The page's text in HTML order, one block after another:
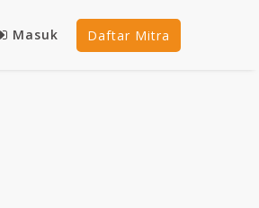
Daftar Mitra
Masuk